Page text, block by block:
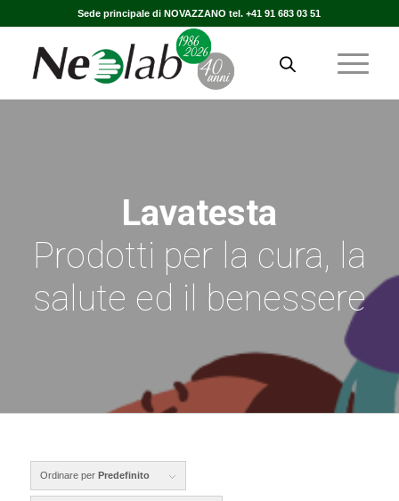
Sede principale di NOVAZZANO tel. +41 91 683 03 51
Lavatesta
Prodotti per la cura, la
salute ed il benessere
Ordinare per Predefinito